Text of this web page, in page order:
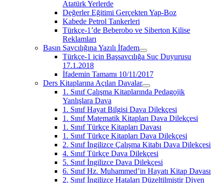
Atatürk Yerlerde
Değerler Eğitimi Gerçekten Yap-Boz
Kabede Petrol Tankerleri
Türkçe-1’de Beberobo ve Siberton Kilise
Reklamları
Basın Savcılığına Yazılı İfadem
menüyü
aç
Türkçe-1 için Başsavcılığa Suç Duyurusu
17.1.2018
İfademin Tamamı 10/11/2017
Ders Kitaplarına Açılan Davalar
menüyü
aç
1. Sınıf Çalışma Kitaplarında Pedagojik
Yanlışlara Dava
1. Sınıf Hayat Bilgisi Dava Dilekçesi
1. Sınıf Matematik Kitapları Dava Dilekçesi
1. Sınıf Türkçe Kitapları Davası
1. Sınıf Türkçe Kitapları Dava Dilekçesi
2. Sınıf İngilizce Çalışma Kitabı Dava Dilekçesi
4. Sınıf Türkçe Dava Dilekçesi
5. Sınıf İngilizce Dava Dilekçesi
6. Sınıf Hz. Muhammed’in Hayatı Kitap Davası
2. Sınıf İngilizce Hataları Düzeltilmiştir Diyen